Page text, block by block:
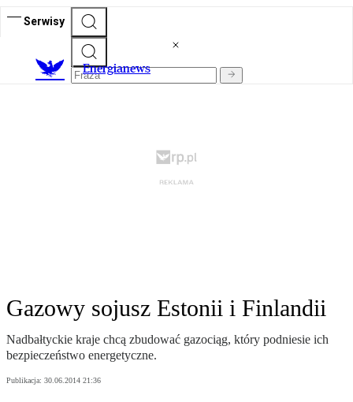
Serwisy
Energianews
Gazowy sojusz Estonii i Finlandii
Nadbałtyckie kraje chcą zbudować gazociąg, który podniesie ich
bezpieczeństwo energetyczne.
Publikacja: 30.06.2014 21:36